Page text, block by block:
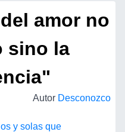
amor no
sino la
Autor Desconozco
y solas que